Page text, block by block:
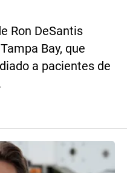
Ron DeSantis
Bay, que
a pacientes de